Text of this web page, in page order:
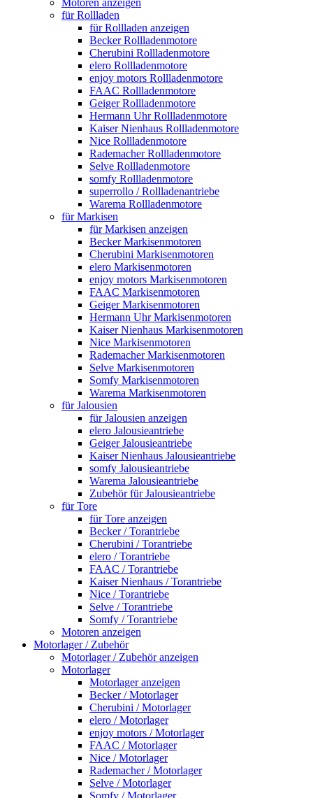
für Rollladen
für Rollladen anzeigen
Becker Rollladenmotore
Cherubini Rollladenmotore
elero Rollladenmotore
enjoy motors Rollladenmotore
FAAC Rollladenmotore
Geiger Rollladenmotore
Hermann Uhr Rollladenmotore
Kaiser Nienhaus Rollladenmotore
Nice Rollladenmotore
Rademacher Rollladenmotore
Selve Rollladenmotore
somfy Rollladenmotore
superrollo / Rollladenantriebe
Warema Rollladenmotore
für Markisen
für Markisen anzeigen
Becker Markisenmotoren
Cherubini Markisenmotoren
elero Markisenmotoren
enjoy motors Markisenmotoren
FAAC Markisenmotoren
Geiger Markisenmotoren
Hermann Uhr Markisenmotoren
Kaiser Nienhaus Markisenmotoren
Nice Markisenmotoren
Rademacher Markisenmotoren
Selve Markisenmotoren
Somfy Markisenmotoren
Warema Markisenmotoren
für Jalousien
für Jalousien anzeigen
elero Jalousieantriebe
Geiger Jalousieantriebe
Kaiser Nienhaus Jalousieantriebe
somfy Jalousieantriebe
Warema Jalousieantriebe
Zubehör für Jalousieantriebe
für Tore
für Tore anzeigen
Becker / Torantriebe
Cherubini / Torantriebe
elero / Torantriebe
FAAC / Torantriebe
Kaiser Nienhaus / Torantriebe
Nice / Torantriebe
Selve / Torantriebe
Somfy / Torantriebe
Motoren anzeigen
Motorlager / Zubehör
Motorlager / Zubehör anzeigen
Motorlager
Motorlager anzeigen
Becker / Motorlager
Cherubini / Motorlager
elero / Motorlager
enjoy motors / Motorlager
FAAC / Motorlager
Nice / Motorlager
Rademacher / Motorlager
Selve / Motorlager
Somfy / Motorlager